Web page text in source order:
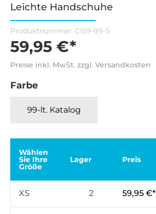
Leichte Handschuhe
Produktnummer: C159-99-S
59,95 €*
Preise inkl. MwSt. zzgl. Versandkosten
Farbe
99-lt. Katalog
Wählen
Sie Ihre
Größe
Lager Preis
XS 2 59,95 €*